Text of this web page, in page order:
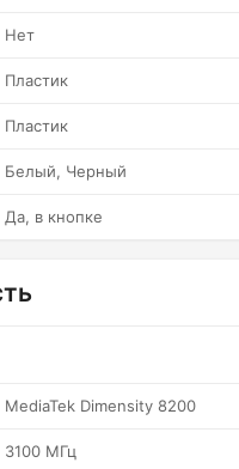
Нет
Пластик
Пластик
Белый, Черный
Да, в кнопке
MediaTek Dimensity 8200
3100 МГц